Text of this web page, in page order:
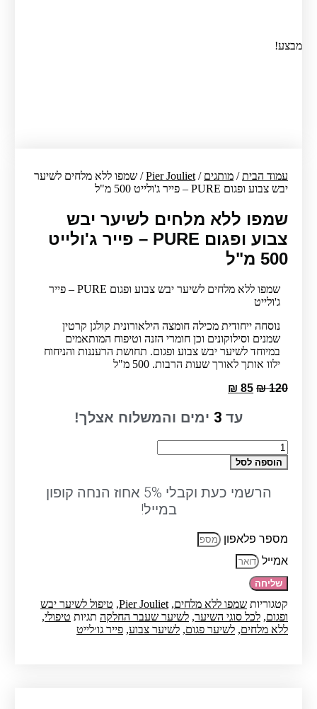
מבצע!
עמוד הבית/ מותגים /
Pier Jouliet/ שמפו ללא מלחים לשיער
יבש צבוע ופגום PURE – פייר ג'ולייט 500 מ"ל
שמפו ללא מלחים לשיער יבש
צבוע ופגום PURE – פייר ג'ולייט
500 מ"ל
שמפו ללא מלחים לשיער יבש צבוע ופגום PURE – פייר
ג'ולייט
נוסחה ייחודית מכילה חומצה הילאורונית קולגן קרטין
שמנים וסילוקונים וכן חומרי הזנה וטיפוח המותאמים
במיוחד לשיער יבש צבוע ופגום. תחושת הרעננות והניחוח
ילוו אותך לאורך שעות הרבות. 500 מ"ל
₪120
המחיר
היה:
₪ 85
המחיר
הוא:
₪ 85.
עד 3 ימים והמשלוח אצלך!
כמות
של
שמפו
מלחים
צבוע
PURE
פייר
ג'ולייט
500
מ"ל
הוספה לסל
הרשמי כעת וקבלי 5% אחוז הנחה קופון
במייל!
מספר פלאפון
אמייל
שליחה
קטגוריות שמפו ללא מלחים,
Pier Jouliet
, טיפול לשיער יבש
ופגום, לכל סוגי השיער, לשיער שעבר החלקה תגיות טיפולי,
ללא מלחים, לשיער פגום, לשיער צבוע, פייר גו׳לייט